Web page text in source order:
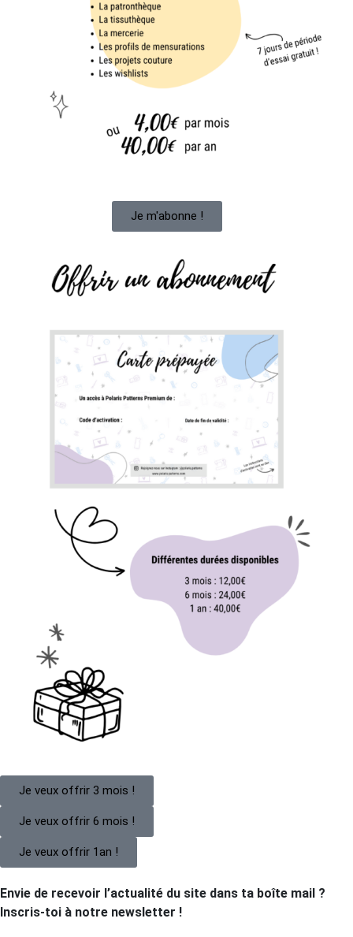
Je m'abonne !
Je veux offrir 3 mois !
Je veux offrir 6 mois !
Je veux offrir 1an !
Envie de recevoir l’actualité du site dans ta boîte mail ?
Inscris-toi à notre newsletter !